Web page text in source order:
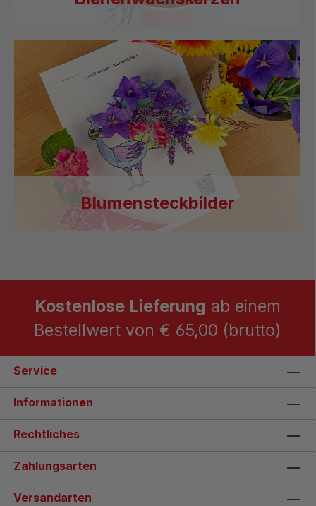
Blumensteckbilder
Kostenlose Lieferung ab einem
Bestellwert von € 65,00 (brutto)
Service
Informationen
Rechtliches
Zahlungsarten
Versandarten